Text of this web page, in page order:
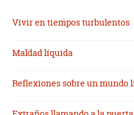
Vivir en tiempos turbulentos
Maldad líquida
Reflexiones sobre un mundo